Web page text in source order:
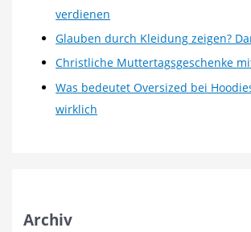
verdienen
Glauben durch Kleidung zeigen?
Christliche Muttertagsgeschenke
Was bedeutet Oversized bei
wirklich
Archiv